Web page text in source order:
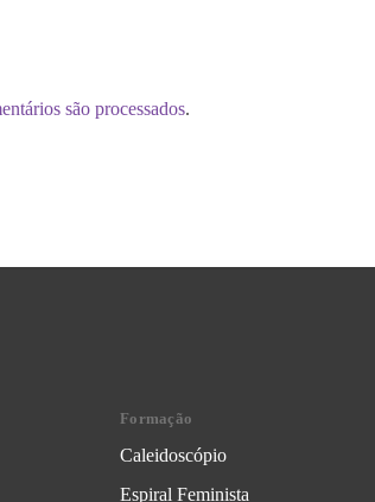
são processados.
Formação
Caleidoscópio
Espiral Feminista